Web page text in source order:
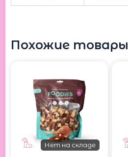
Похожие товары
Нет на складе